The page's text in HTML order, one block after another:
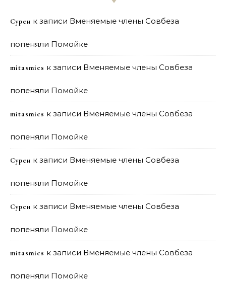
Сурен к записи Вменяемые члены Совбеза
попеняли Помойке
mitasmies к записи Вменяемые члены Совбеза
попеняли Помойке
mitasmies к записи Вменяемые члены Совбеза
попеняли Помойке
Сурен к записи Вменяемые члены Совбеза
попеняли Помойке
Сурен к записи Вменяемые члены Совбеза
попеняли Помойке
mitasmies к записи Вменяемые члены Совбеза
попеняли Помойке